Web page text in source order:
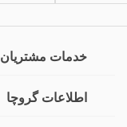
خدمات مشتریان
اطلاعات گروچا